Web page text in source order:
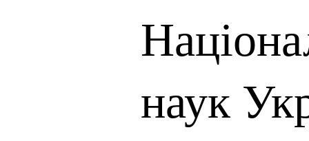
наук